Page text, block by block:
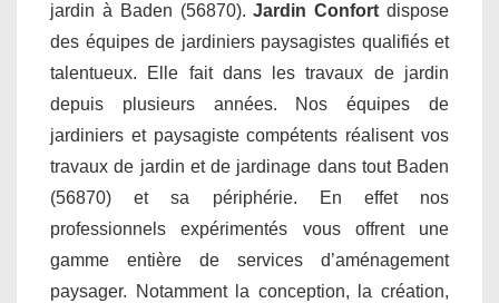
jardin à Baden (56870).Jardin Confort dispose
des équipes de jardiniers paysagistes qualifiés et
talentueux. Elle fait dans les travaux de jardin
depuis plusieurs années. Nos équipes de
jardiniers et paysagiste compétents réalisent vos
travaux de jardin et de jardinage dans tout Baden
(56870) et sa périphérie. En effet nos
professionnels expérimentés vous offrent une
gamme entière de services d’aménagement
paysager. Notamment la conception, la création,